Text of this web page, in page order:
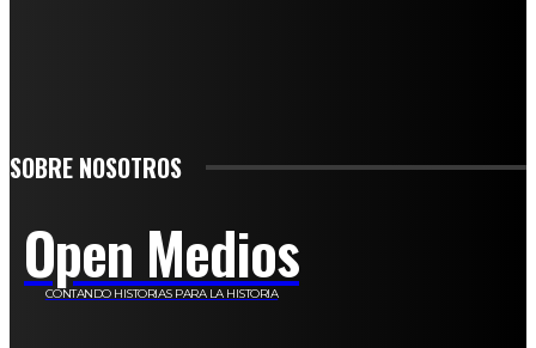
SOBRE NOSOTROS
Open Medios
CONTANDO HISTORIAS PARA LA HISTORIA